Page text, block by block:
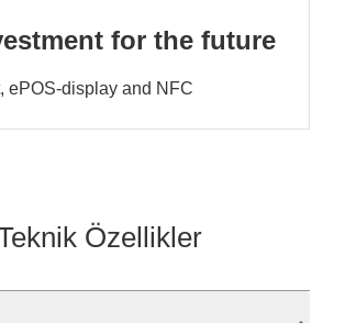
for the future
ePOS-display and NFC
Özellikler